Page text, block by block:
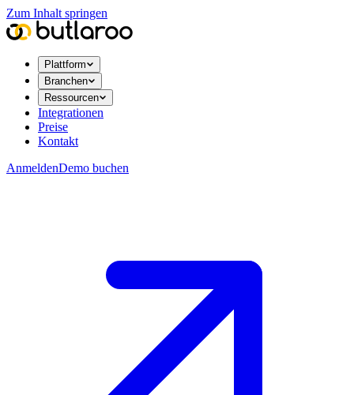
Zum Inhalt springen
Plattform
Branchen
Ressourcen
Integrationen
Preise
Kontakt
AnmeldenDemo buchen